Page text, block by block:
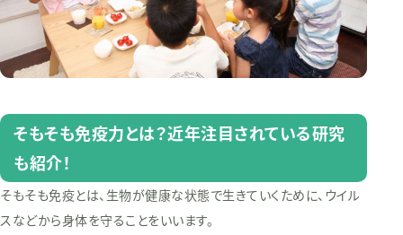
そもそも免疫力とは？近年注目されている研究
も紹介！
そもそも免疫とは、生物が健康な状態で生きていくために、ウイル
スなどから身体を守ることをいいます。